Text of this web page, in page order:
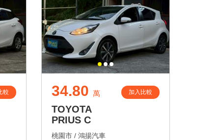
較 34.80 萬 加入比較
TOYOTA
PRIUS C
桃園市 / 鴻揚汽車